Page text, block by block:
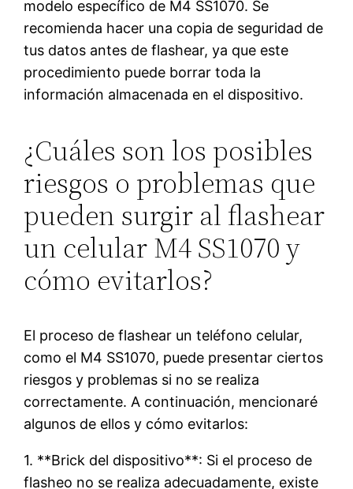
modelo específico de M4 SS1070. Se
recomienda hacer una copia de seguridad de
tus datos antes de flashear, ya que este
procedimiento puede borrar toda la
información almacenada en el dispositivo.
¿Cuáles son los posibles
riesgos o problemas que
pueden surgir al flashear
un celular M4 SS1070 y
cómo evitarlos?
El proceso de flashear un teléfono celular,
como el M4 SS1070, puede presentar ciertos
riesgos y problemas si no se realiza
correctamente. A continuación, mencionaré
algunos de ellos y cómo evitarlos:
1. **Brick del dispositivo**: Si el proceso de
flasheo no se realiza adecuadamente, existe